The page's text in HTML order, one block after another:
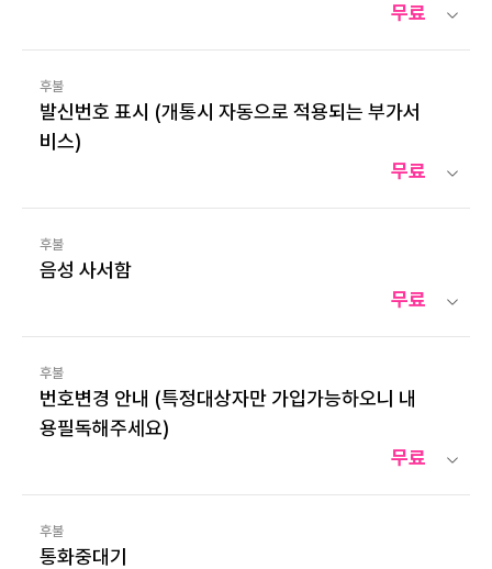
무료
후불
발신번호 표시 (개통시 자동으로 적용되는 부가서
비스)
무료
후불
음성 사서함
무료
후불
번호변경 안내 (특정대상자만 가입가능하오니 내
용필독해주세요)
무료
후불
통화중대기